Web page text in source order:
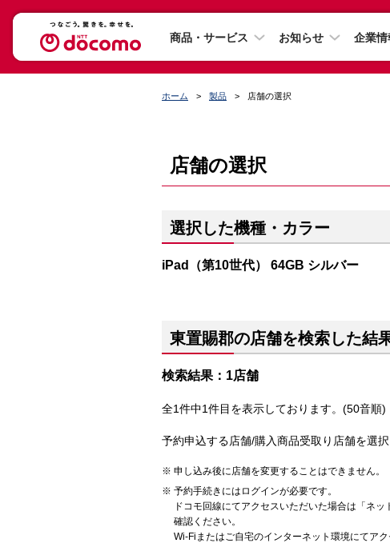
商品・サービス お知らせ 企業情
ホーム 製品 店舗の選択
店舗の選択
選択した機種・カラー
iPad（第10世代） 64GB シルバー
東置賜郡の店舗を検索した結
検索結果：1店舗
全1件中1件目を表示しております。(50音順)
予約申込する店舗/購入商品受取り店舗を選択
申し込み後に店舗を変更することはできません。
予約手続きにはログインが必要です。
ドコモ回線にてアクセスいただいた場合は「ネ
確認ください。
Wi-Fiまたはご自宅のインターネット環境にてア